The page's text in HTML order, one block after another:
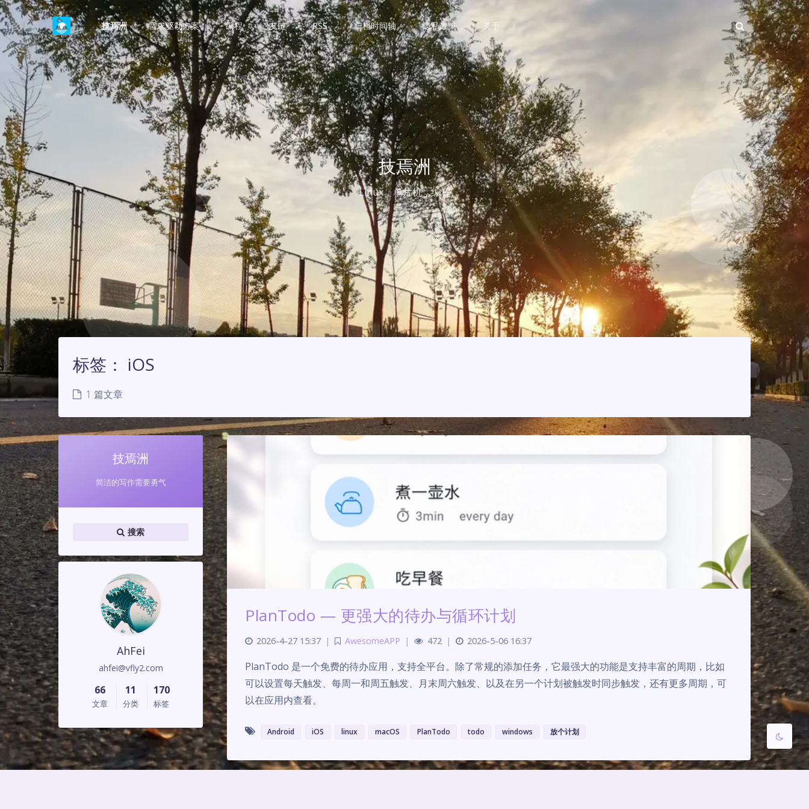
技焉洲 需求驱动方案 编程 友链 RSS 归档时间轴 隐私政策 关于
技焉洲
Linux，单片机，编程
标签： iOS
1 篇文章
技焉洲
简洁的写作需要勇气
搜索
AhFei
ahfei@vfly2.com
66
文章
11
分类
170
标签
PlanTodo — 更强大的待办与循环计划
2026-4-27 15:37 | AwesomeAPP | 472 | 2026-5-06 16:37
PlanTodo 是一个免费的待办应用，支持全平台。除了常规的添加任务，它最强大的功能是支持丰富的周期，比如
可以设置每天触发、每周一和周五触发、月末周六触发、以及在另一个计划被触发时同步触发，还有更多周期，可
以在应用内查看。
Android iOS linux macOS PlanTodo todo windows 放个计划